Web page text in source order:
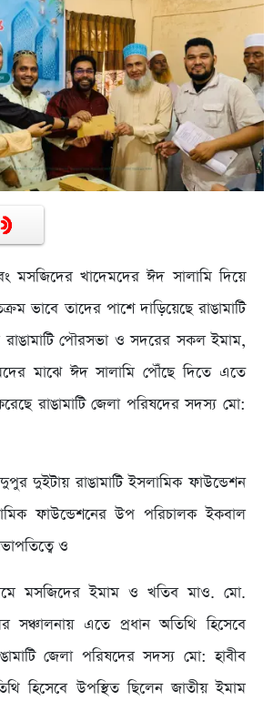
মসজিদের খাদেমদের ঈদ সালামি দিয়ে
ভাবে তাদের পাশে দাড়িয়েছে রাঙামাটি
পৌরসভা ও সদরের সকল ইমাম,
মাঝে ঈদ সালামি পৌঁছে দিতে এতে
করেছে রাঙামাটি জেলা পরিষদের সদস্য মো:
দুইটায় রাঙামাটি ইসলামিক ফাউন্ডেশন
ফাউন্ডেশনের উপ পরিচালক ইকবাল
ও
মসজিদের ইমাম ও খতিব মাও. মো.
সঞ্চালনায় এতে প্রধান অতিথি হিসেবে
জেলা পরিষদের সদস্য মো: হাবীব
হিসেবে উপস্থিত ছিলেন জাতীয় ইমাম